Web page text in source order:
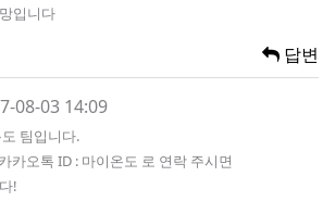
입니다
답변
08-03 14:09
팀입니다.
카오톡 ID : 마이온도 로 연락 주시면
!